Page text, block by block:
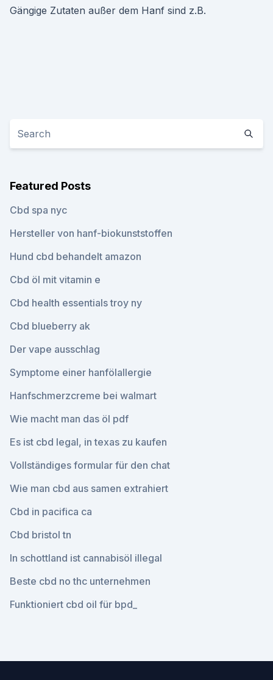
Gängige Zutaten außer dem Hanf sind z.B.
Featured Posts
Cbd spa nyc
Hersteller von hanf-biokunststoffen
Hund cbd behandelt amazon
Cbd öl mit vitamin e
Cbd health essentials troy ny
Cbd blueberry ak
Der vape ausschlag
Symptome einer hanfölallergie
Hanfschmerzcreme bei walmart
Wie macht man das öl pdf
Es ist cbd legal, in texas zu kaufen
Vollständiges formular für den chat
Wie man cbd aus samen extrahiert
Cbd in pacifica ca
Cbd bristol tn
In schottland ist cannabisöl illegal
Beste cbd no thc unternehmen
Funktioniert cbd oil für bpd_